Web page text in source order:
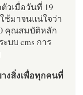
วเมื่อวันที่ 19
ช้มาจนแน่ใจว่า
คุณสมบัติหลัก
บบ cms การ
งสิ่งเพื่อทุกคนที่